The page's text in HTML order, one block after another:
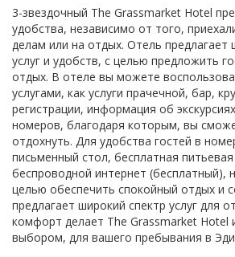
3-звездочный The Grassmarket Hotel
удобства, независимо от того,
делам или на отдых. Отель предлагает
услуг и удобств, с целью предложить
отдых. В отеле вы можете
услугами, как услуги прачечной, бар,
регистрации, информация об
номеров, благодаря которым, вы
отдохнуть. Для удобства гостей в
письменный стол, бесплатная
беспроводной интернет (бесплатный),
целью обеспечить спокойный отдых и
предлагает широкий спектр услуг для
комфорт делает The Grassmarket Hotel
выбором, для вашего пребывания в